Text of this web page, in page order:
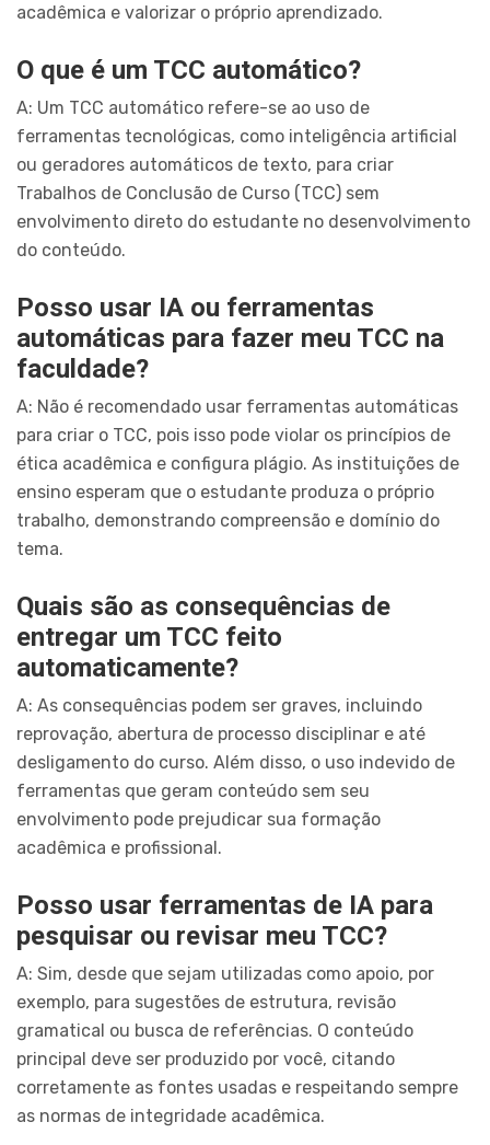
acadêmica e valorizar o próprio aprendizado.
O que é um TCC automático?
A: Um TCC automático refere-se ao uso de
ferramentas tecnológicas, como inteligência artificial
ou geradores automáticos de texto, para criar
Trabalhos de Conclusão de Curso (TCC) sem
envolvimento direto do estudante no desenvolvimento
do conteúdo.
Posso usar IA ou ferramentas
automáticas para fazer meu TCC na
faculdade?
A: Não é recomendado usar ferramentas automáticas
para criar o TCC, pois isso pode violar os princípios de
ética acadêmica e configura plágio. As instituições de
ensino esperam que o estudante produza o próprio
trabalho, demonstrando compreensão e domínio do
tema.
Quais são as consequências de
entregar um TCC feito
automaticamente?
A: As consequências podem ser graves, incluindo
reprovação, abertura de processo disciplinar e até
desligamento do curso. Além disso, o uso indevido de
ferramentas que geram conteúdo sem seu
envolvimento pode prejudicar sua formação
acadêmica e profissional.
Posso usar ferramentas de IA para
pesquisar ou revisar meu TCC?
A: Sim, desde que sejam utilizadas como apoio, por
exemplo, para sugestões de estrutura, revisão
gramatical ou busca de referências. O conteúdo
principal deve ser produzido por você, citando
corretamente as fontes usadas e respeitando sempre
as normas de integridade acadêmica.